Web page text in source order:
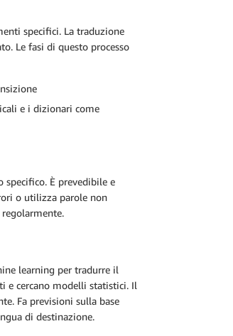
specifici. La traduzione
Le fasi di questo processo
e i dizionari come
specifico. È prevedibile e
o utilizza parole non
learning per tradurre il
e cercano modelli statistici. Il
Fa previsioni sulla base
di destinazione.